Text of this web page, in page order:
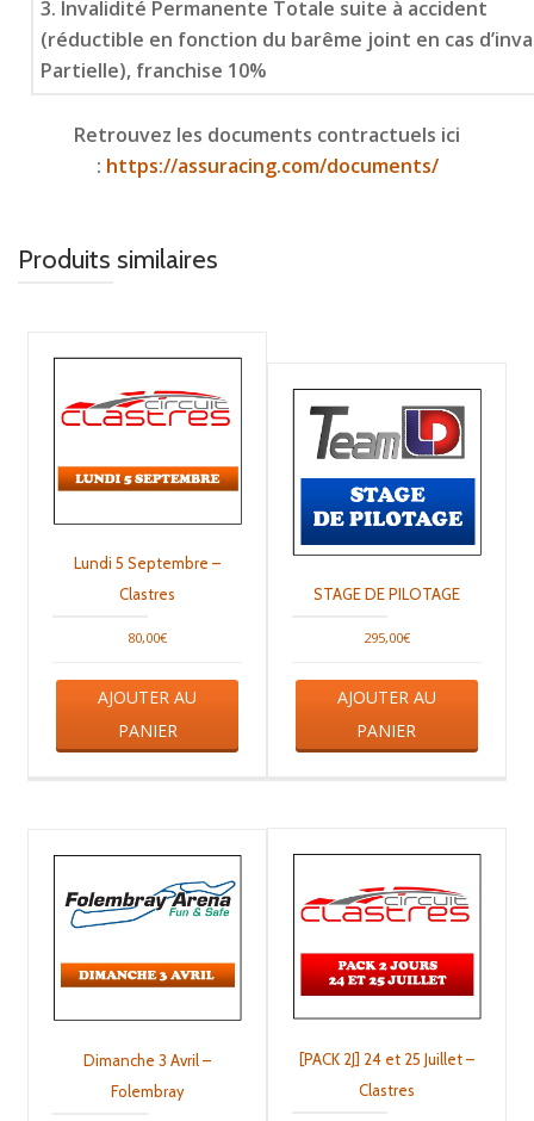
3. Invalidité Permanente Totale suite à accident
(réductible en fonction du barême joint en cas
Partielle), franchise 10%
Retrouvez les documents contractuels ici
: https://assuracing.com/documents/
Produits similaires
Lundi 5 Septembre –
Clastres
80,00€
AJOUTER AU
PANIER
STAGE DE PILOTAGE
295,00€
AJOUTER AU
PANIER
Dimanche 3 Avril –
Folembray
[PACK 2J] 24 et 25 Juillet –
Clastres